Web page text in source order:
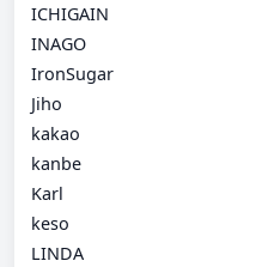
ICHIGAIN
INAGO
IronSugar
Jiho
kakao
kanbe
Karl
keso
LINDA